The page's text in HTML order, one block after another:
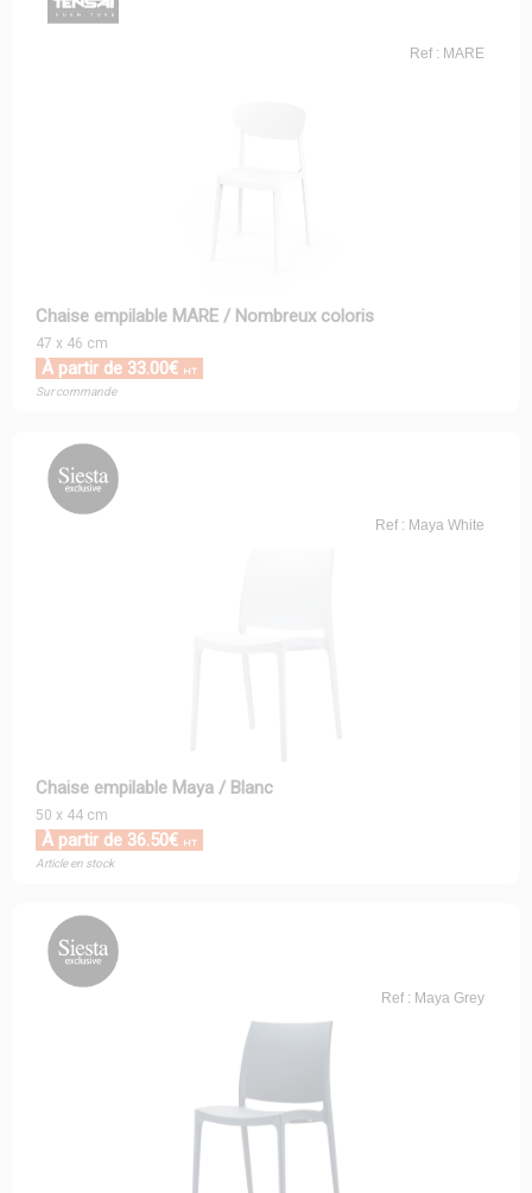
Ref : MARE
Chaise empilable MARE / Nombreux coloris
47 x 46 cm
À partir de 33.00€ HT
Sur commande
Ref : Maya White
Chaise empilable Maya / Blanc
50 x 44 cm
À partir de 36.50€ HT
Article en stock
Ref : Maya Grey